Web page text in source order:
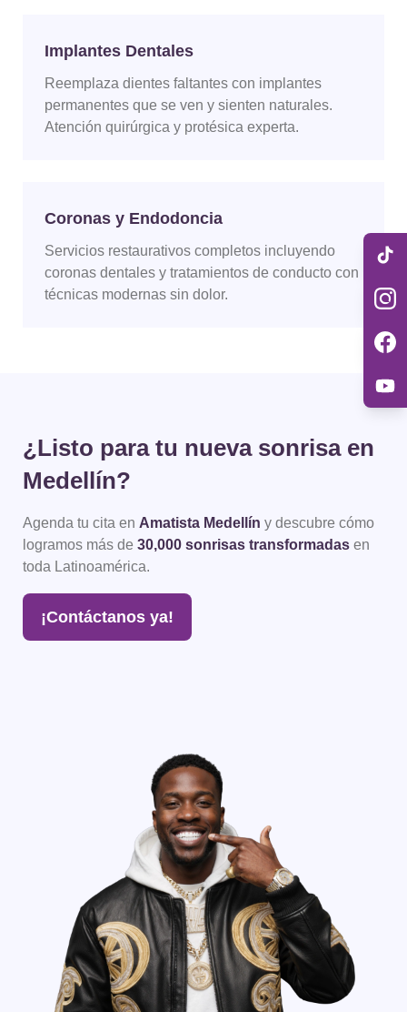
Implantes Dentales
Reemplaza dientes faltantes con implantes
permanentes que se ven y sienten naturales.
Atención quirúrgica y protésica experta.
Coronas y Endodoncia
Servicios restaurativos completos incluyendo
coronas dentales y tratamientos de conducto con
técnicas modernas sin dolor.
¿Listo para tu nueva sonrisa en
Medellín?
Agenda tu cita en Amatista Medellín y descubre cómo
logramos más de 30,000 sonrisas transformadas en
toda Latinoamérica.
¡Contáctanos ya!